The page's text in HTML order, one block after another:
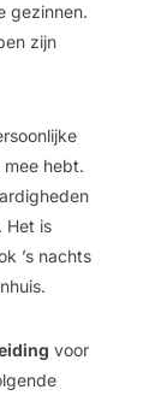
gezinnen.
zijn
hebt.
. Het is
’s nachts
voor